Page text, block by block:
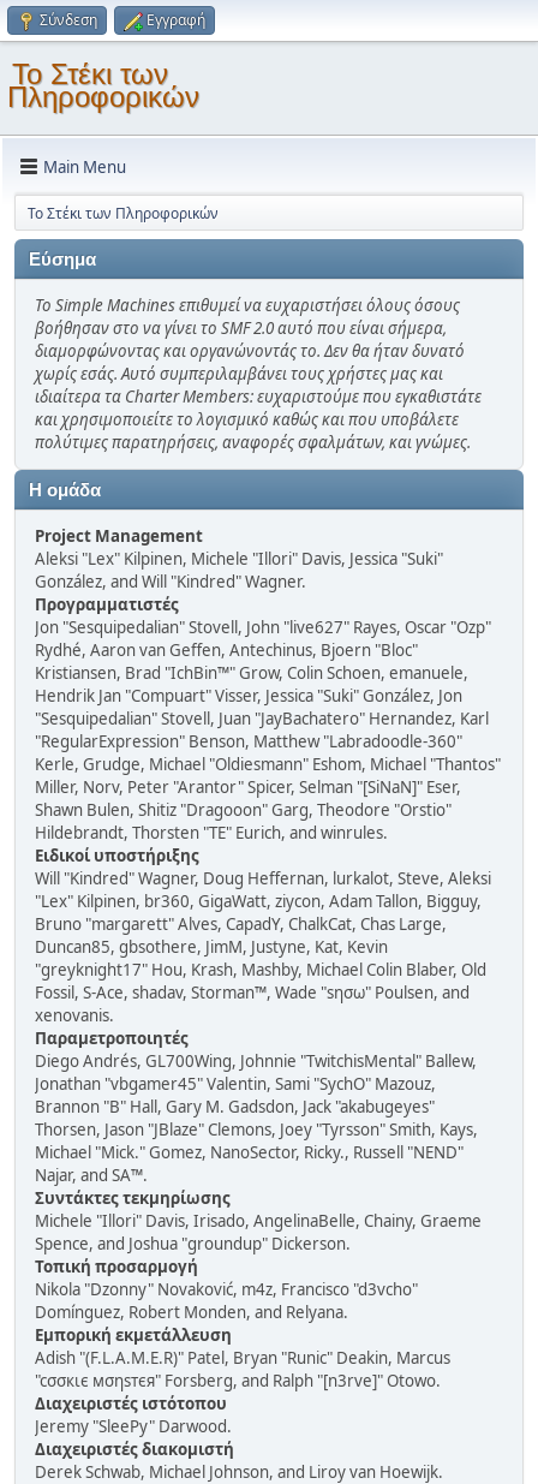
Σύνδεση Εγγραφή
Το Στέκι των
Πληροφορικών
Main Menu
Το Στέκι των Πληροφορικών
Εύσημα
Το Simple Machines επιθυμεί να ευχαριστήσει όλους όσους
βοήθησαν στο να γίνει το SMF 2.0 αυτό που είναι σήμερα,
διαμορφώνοντας και οργανώνοντάς το. Δεν θα ήταν δυνατό
χωρίς εσάς. Αυτό συμπεριλαμβάνει τους χρήστες μας και
ιδιαίτερα τα Charter Members: ευχαριστούμε που εγκαθιστάτε
και χρησιμοποιείτε το λογισμικό καθώς και που υποβάλετε
πολύτιμες παρατηρήσεις, αναφορές σφαλμάτων, και γνώμες.
Η ομάδα
Project Management
Aleksi "Lex" Kilpinen, Michele "Illori" Davis, Jessica "Suki"
González, and Will "Kindred" Wagner.
Προγραμματιστές
Jon "Sesquipedalian" Stovell, John "live627" Rayes, Oscar "Ozp"
Rydhé, Aaron van Geffen, Antechinus, Bjoern "Bloc"
Kristiansen, Brad "IchBin™" Grow, Colin Schoen, emanuele,
Hendrik Jan "Compuart" Visser, Jessica "Suki" González, Jon
"Sesquipedalian" Stovell, Juan "JayBachatero" Hernandez, Karl
"RegularExpression" Benson, Matthew "Labradoodle-360"
Kerle, Grudge, Michael "Oldiesmann" Eshom, Michael "Thantos"
Miller, Norv, Peter "Arantor" Spicer, Selman "[SiNaN]" Eser,
Shawn Bulen, Shitiz "Dragooon" Garg, Theodore "Orstio"
Hildebrandt, Thorsten "TE" Eurich, and winrules.
Ειδικοί υποστήριξης
Will "Kindred" Wagner, Doug Heffernan, lurkalot, Steve, Aleksi
"Lex" Kilpinen, br360, GigaWatt, ziycon, Adam Tallon, Bigguy,
Bruno "margarett" Alves, CapadY, ChalkCat, Chas Large,
Duncan85, gbsothere, JimM, Justyne, Kat, Kevin
"greyknight17" Hou, Krash, Mashby, Michael Colin Blaber, Old
Fossil, S-Ace, shadav, Storman™, Wade "sησω" Poulsen, and
xenovanis.
Παραμετροποιητές
Diego Andrés, GL700Wing, Johnnie "TwitchisMental" Ballew,
Jonathan "vbgamer45" Valentin, Sami "SychO" Mazouz,
Brannon "B" Hall, Gary M. Gadsdon, Jack "akabugeyes"
Thorsen, Jason "JBlaze" Clemons, Joey "Tyrsson" Smith, Kays,
Michael "Mick." Gomez, NanoSector, Ricky., Russell "NEND"
Najar, and SA™.
Συντάκτες τεκμηρίωσης
Michele "Illori" Davis, Irisado, AngelinaBelle, Chainy, Graeme
Spence, and Joshua "groundup" Dickerson.
Τοπική προσαρμογή
Nikola "Dzonny" Novaković, m4z, Francisco "d3vcho"
Domínguez, Robert Monden, and Relyana.
Εμπορική εκμετάλλευση
Adish "(F.L.A.M.E.R)" Patel, Bryan "Runic" Deakin, Marcus
"cσσкιє мσηѕтєя" Forsberg, and Ralph "[n3rve]" Otowo.
Διαχειριστές ιστότοπου
Jeremy "SleePy" Darwood.
Διαχειριστές διακομιστή
Derek Schwab, Michael Johnson, and Liroy van Hoewijk.